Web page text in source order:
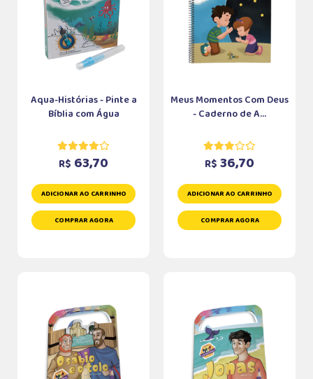
Aqua-Histórias - Pinte a
Bíblia com Água
R$ 63,70
ADICIONAR AO CARRINHO
COMPRAR AGORA
Meus Momentos Com Deus
- Caderno de A...
R$ 36,70
ADICIONAR AO CARRINHO
COMPRAR AGORA